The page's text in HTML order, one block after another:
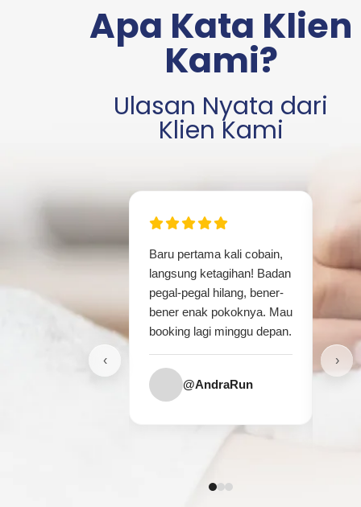
Apa Kata Klien
Kami?
Ulasan Nyata dari
Klien Kami
‹ ›
Baru pertama kali cobain,
langsung ketagihan! Badan
pegal-pegal hilang, bener-
bener enak pokoknya. Mau
booking lagi minggu depan.
@AndraRun
jiwa!